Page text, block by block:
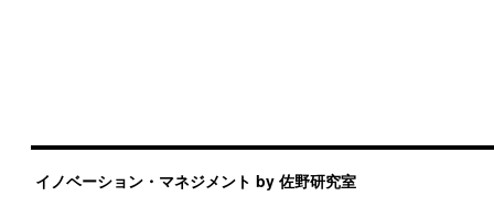
イノベーション・マネジメント by 佐野研究室